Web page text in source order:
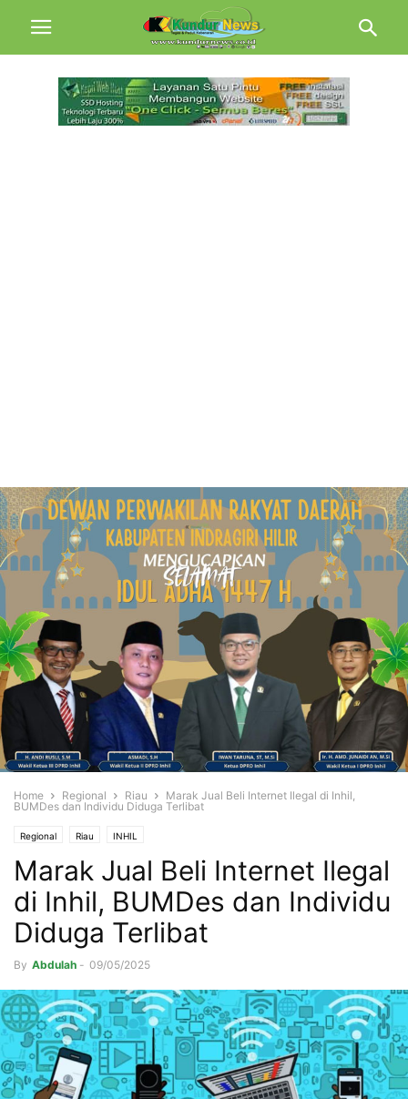
Home Regional Riau
Marak Jual Beli Internet Ilegal di Inhil,
BUMDes dan Individu Diduga Terlibat
Regional Riau INHIL
Marak Jual Beli Internet Ilegal
di Inhil, BUMDes dan Individu
Diduga Terlibat
By Abdulah - 09/05/2025